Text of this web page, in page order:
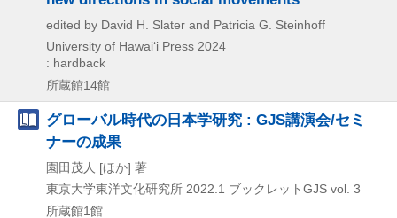
edited by David H. Slater and Patricia G. Steinhoff
University of Hawaiʻi Press 2024
: hardback
所蔵館14館
グローバル時代の日本学研究 : GJS講演会/セミ
ナーの成果
園田茂人 [ほか] 著
東京大学東洋文化研究所 2022.1 ブックレットGJS vol. 3
所蔵館1館